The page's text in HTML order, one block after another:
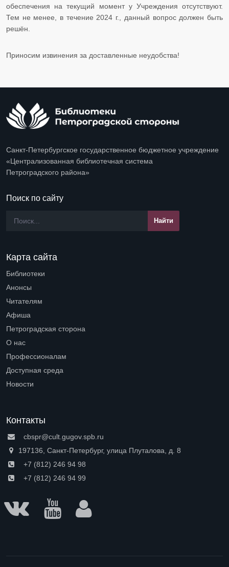
обеспечения на текущий момент у Учреждения отсутствуют.
Тем не менее, в течение 2024 г., данный вопрос должен быть
решён.
Приносим извинения за доставленные неудобства!
Санкт-Петербургское государственное бюджетное учреждение
«Централизованная библиотечная система
Петроградского района»
Поиск по сайту
Карта сайта
Библиотеки
Анонсы
Читателям
Афиша
Петроградская сторона
О нас
Профессионалам
Доступная среда
Новости
Контакты
cbspr@cult.gugov.spb.ru
197136, Санкт-Петербург, улица Плуталова, д. 8
+7 (812) 246 94 98
+7 (812) 246 94 99